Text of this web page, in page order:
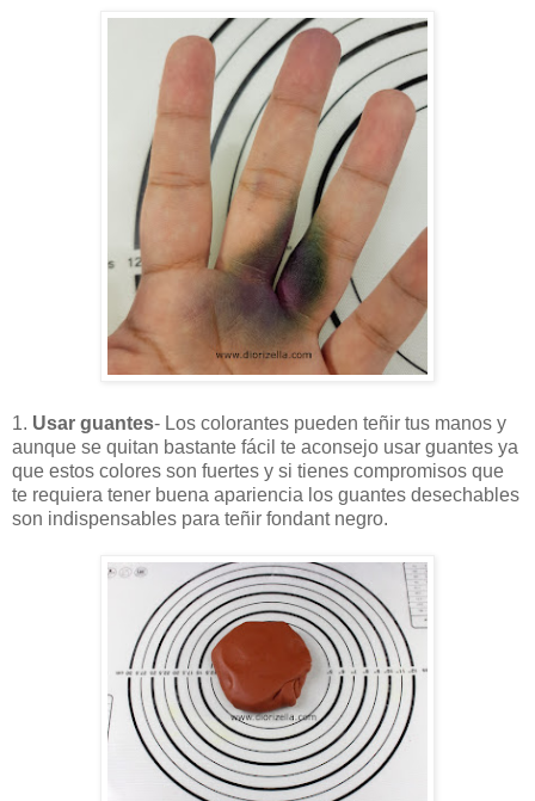
1. Usar guantes- Los colorantes pueden teñir tus manos y
aunque se quitan bastante fácil te aconsejo usar guantes ya
que estos colores son fuertes y si tienes compromisos que
te requiera tener buena apariencia los guantes desechables
son indispensables para teñir fondant negro.